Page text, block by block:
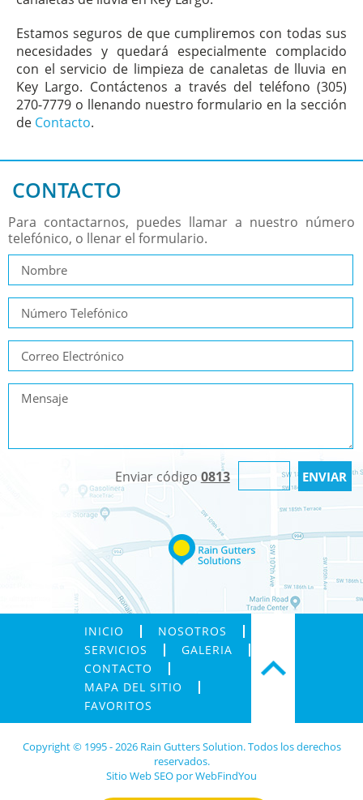
Estamos seguros de que cumpliremos con todas sus
necesidades y quedará especialmente complacido
con el servicio de limpieza de canaletas de lluvia en
Key Largo. Contáctenos a través del teléfono (305)
270-7779 o llenando nuestro formulario en la sección
de Contacto.
CONTACTO
Para contactarnos, puedes llamar a nuestro número
telefónico, o llenar el formulario.
Enviar código 0813
INICIO
NOSOTROS
SERVICIOS
GALERIA
CONTACTO
MAPA DEL SITIO
FAVORITOS
Copyright © 1995 - 2026 Rain Gutters Solution. Todos los derechos
reservados.
Sitio Web SEO porWebFindYou